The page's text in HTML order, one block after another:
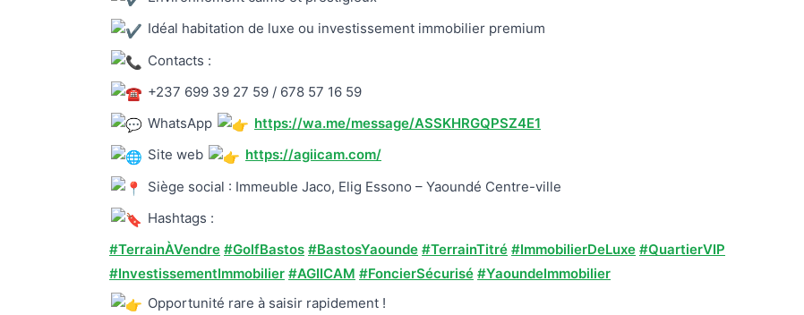
Idéal habitation de luxe ou investissement immobilier premium
Contacts :
+237 699 39 27 59 / 678 57 16 59
WhatsApp
https://wa.me/message/ASSKHRGQPSZ4E1
Site web
https://agiicam.com/
Siège social : Immeuble Jaco, Elig Essono – Yaoundé Centre-ville
Hashtags :
#TerrainÀVendre #GolfBastos #BastosYaounde #TerrainTitré #ImmobilierDeLuxe #QuartierVIP
#InvestissementImmobilier #AGIICAM #FoncierSécurisé #YaoundeImmobilier
Opportunité rare à saisir rapidement !